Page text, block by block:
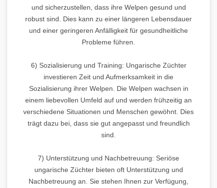
und sicherzustellen, dass ihre Welpen gesund und
robust sind. Dies kann zu einer längeren Lebensdauer
und einer geringeren Anfälligkeit für gesundheitliche
Probleme führen.
6) Sozialisierung und Training: Ungarische Züchter
investieren Zeit und Aufmerksamkeit in die
Sozialisierung ihrer Welpen. Die Welpen wachsen in
einem liebevollen Umfeld auf und werden frühzeitig an
verschiedene Situationen und Menschen gewöhnt. Dies
trägt dazu bei, dass sie gut angepasst und freundlich
sind.
7) Unterstützung und Nachbetreuung: Seriöse
ungarische Züchter bieten oft Unterstützung und
Nachbetreuung an. Sie stehen Ihnen zur Verfügung,